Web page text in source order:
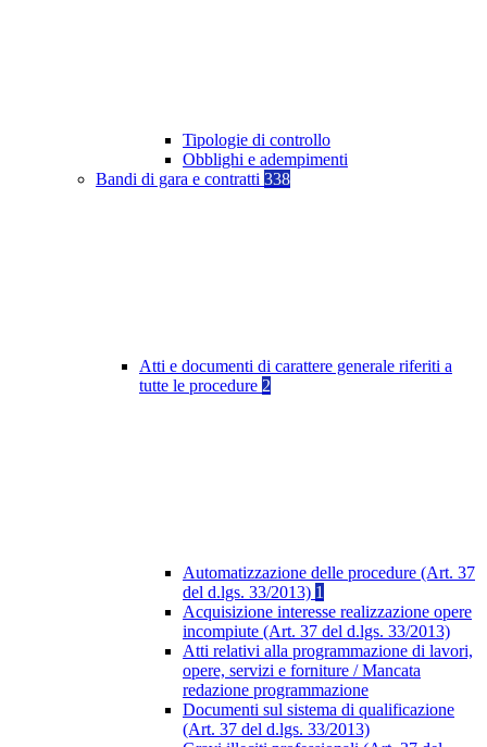
Tipologie di controllo
Obblighi e adempimenti
Bandi di gara e contratti 338
Atti e documenti di carattere generale riferiti a
tutte le procedure 2
Automatizzazione delle procedure (Art. 37
del d.lgs. 33/2013) 1
Acquisizione interesse realizzazione opere
incompiute (Art. 37 del d.lgs. 33/2013)
Atti relativi alla programmazione di lavori,
opere, servizi e forniture / Mancata
redazione programmazione
Documenti sul sistema di qualificazione
(Art. 37 del d.lgs. 33/2013)